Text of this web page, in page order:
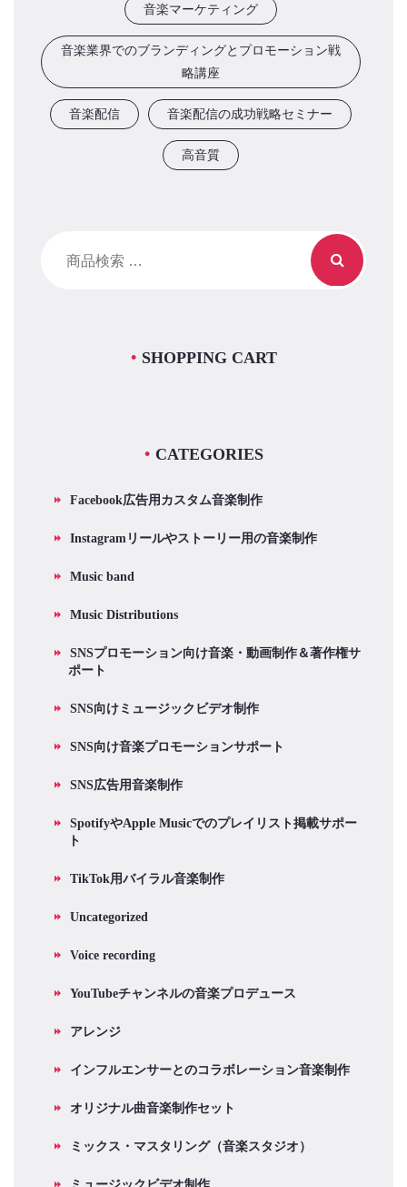
音楽マーケティング
音楽業界でのブランディングとプロモーション戦
略講座
音楽配信 音楽配信の成功戦略セミナー
高音質
SHOPPING CART
CATEGORIES
Facebook広告用カスタム音楽制作
Instagramリールやストーリー用の音楽制作
Music band
Music Distributions
SNSプロモーション向け音楽・動画制作＆著作権サ
ポート
SNS向けミュージックビデオ制作
SNS向け音楽プロモーションサポート
SNS広告用音楽制作
SpotifyやApple Musicでのプレイリスト掲載サポー
ト
TikTok用バイラル音楽制作
Uncategorized
Voice recording
YouTubeチャンネルの音楽プロデュース
アレンジ
インフルエンサーとのコラボレーション音楽制作
オリジナル曲音楽制作セット
ミックス・マスタリング（音楽スタジオ）